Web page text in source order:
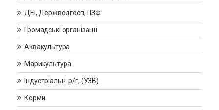
ДЕІ, Держводгосп, ПЗФ
Громадські організації
Аквакультура
Марикультура
Індустріальні р/г, (УЗВ)
Корми